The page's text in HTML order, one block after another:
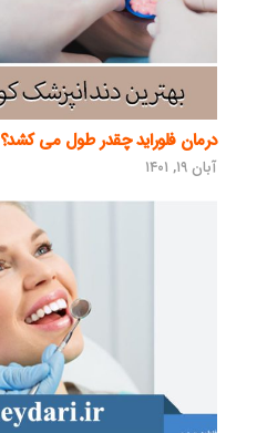
درمان فلوراید چقدر طول می کشد؟
آبان ۱۹, ۱۴۰۱